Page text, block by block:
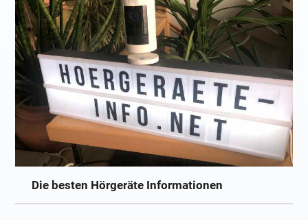
Die besten Hörgeräte Informationen